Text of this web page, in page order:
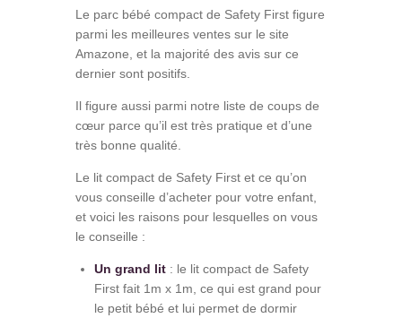
Le parc bébé compact de Safety First figure
parmi les meilleures ventes sur le site
Amazone, et la majorité des avis sur ce
dernier sont positifs.
Il figure aussi parmi notre liste de coups de
cœur parce qu’il est très pratique et d’une
très bonne qualité.
Le lit compact de Safety First et ce qu’on
vous conseille d’acheter pour votre enfant,
et voici les raisons pour lesquelles on vous
le conseille :
Un grand lit : le lit compact de Safety
First fait 1m x 1m, ce qui est grand pour
le petit bébé et lui permet de dormir